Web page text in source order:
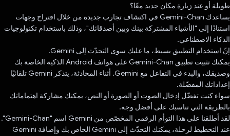
طويلة أو عند زيارة مكان جديد معًا؟
يساعدك Gemini-Chan في اكتشاف تجارب جديدة من خلال اقتراح وجهات
استنادًا إلى "الأشياء المشتركة بينك وبين أصدقائك"، وذلك باستخدام تكنولوجيات
الذكاء الاصطناعي.
إنّ استخدام التطبيق بسيط، ما عليك سوى التحدّث إلى Gemini.
يمكنك تثبيت تطبيق Gemini-Chan على هواتف Android الذكية الخاصة بك
وصديقك، والبدء في التفاعل مع Gemini. أثناء المحادثة، يتذكر Gemini تلقائيًا
إعداداتك المفضّلة.
سواء كنت تفضّل إدخال الصوت أو الصورة أو النص، يمكنك مشاركة اهتماماتك
بالطريقة التي تناسبك على أفضل وجه.
لقد أطلقنا على هذا التوأم الرقمي المخصّص من Gemini اسم "Gemini-Chan".
عند التخطيط لرحلة، يمكنك التحدّث إلى Gemini الخاص بك وإضافة Gemini